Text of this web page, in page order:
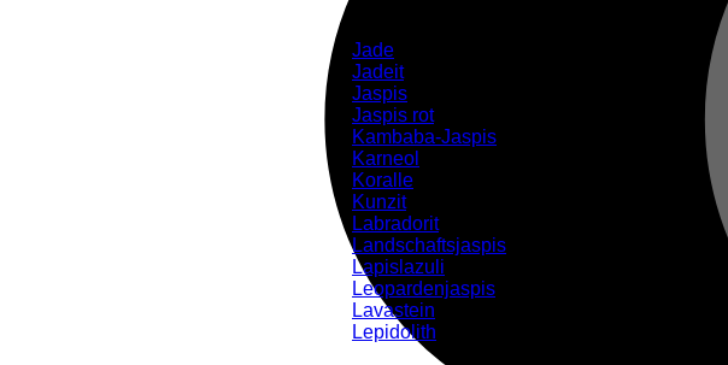
Jade
Jadeit
Jaspis
Jaspis rot
Kambaba-Jaspis
Karneol
Koralle
Kunzit
Labradorit
Landschaftsjaspis
Lapislazuli
Leopardenjaspis
Lavastein
Lepidolith